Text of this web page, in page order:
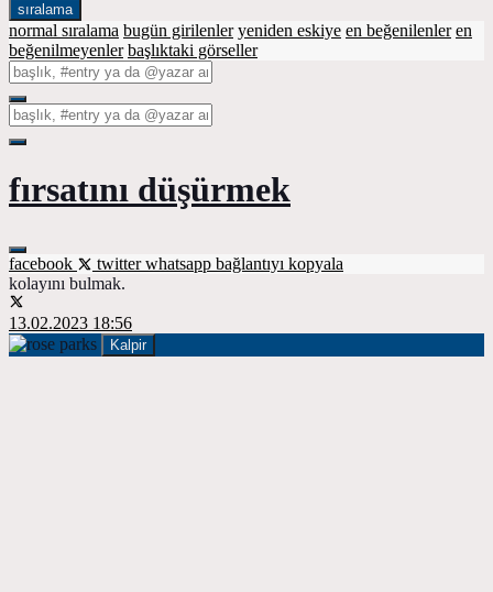
sıralama
normal sıralama bugün girilenler yeniden eskiye en beğenilenler en
beğenilmeyenler başlıktaki görseller
fırsatını düşürmek
facebook twitterwhatsapp bağlantıyı kopyala
kolayını bulmak.
13.02.2023 18:56
Kalpir